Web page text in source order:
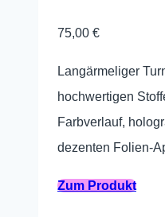
der
75,00 €
Langärmeliger
hochwertigen
Farbverlauf,
dezenten
Zum Produkt